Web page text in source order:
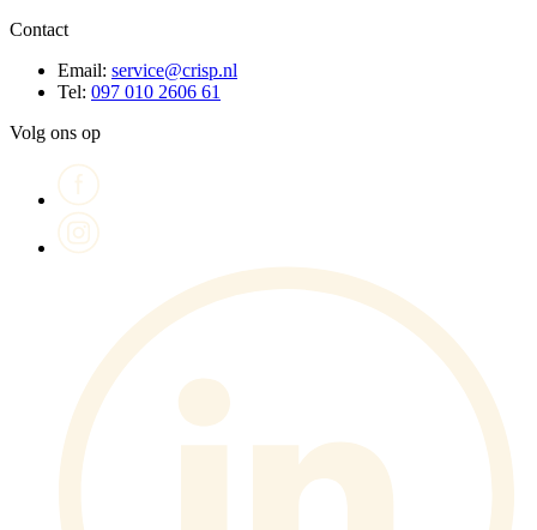
Contact
Email: service@crisp.nl
Tel: 097 010 2606 61
Volg ons op